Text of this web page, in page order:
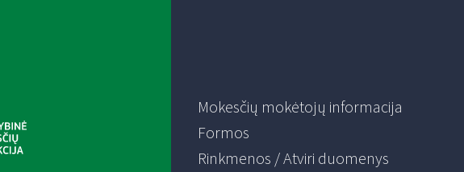
Mokesčių mokėtojų informacija
Formos
Rinkmenos / Atviri duomenys